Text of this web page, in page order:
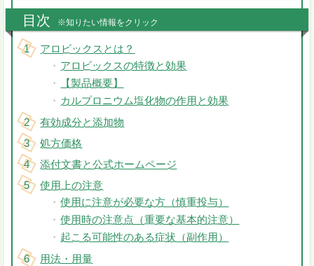
目次 ※知りたい情報をクリック
アロビックスとは？
アロビックスの特徴と効果
【製品概要】
カルプロニウム塩化物の作用と効果
有効成分と添加物
処方価格
添付文書と公式ホームページ
使用上の注意
使用に注意が必要な方（慎重投与）
使用時の注意点（重要な基本的注意）
起こる可能性のある症状（副作用）
用法・用量